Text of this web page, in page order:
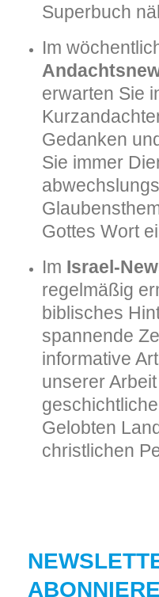
Superbuch
Im
erwarten Sie
Gedanken
Sie immer
Gottes Wort
Im Israel-
regelmäßig
biblisches
spannende
informative
unserer
Gelobten
christlichen